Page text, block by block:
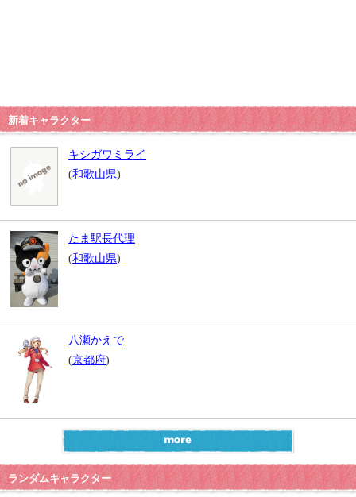
新着キャラクター
キシガワミライ
(和歌山県)
たま駅長代理
(和歌山県)
八瀬かえで
(京都府)
ランダムキャラクター